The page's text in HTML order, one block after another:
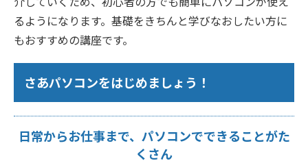
るようになります。基礎をきちんと学びなおしたい方に
もおすすめの講座です。
さあパソコンをはじめましょう！
日常からお仕事まで、パソコンでできることがた
くさん